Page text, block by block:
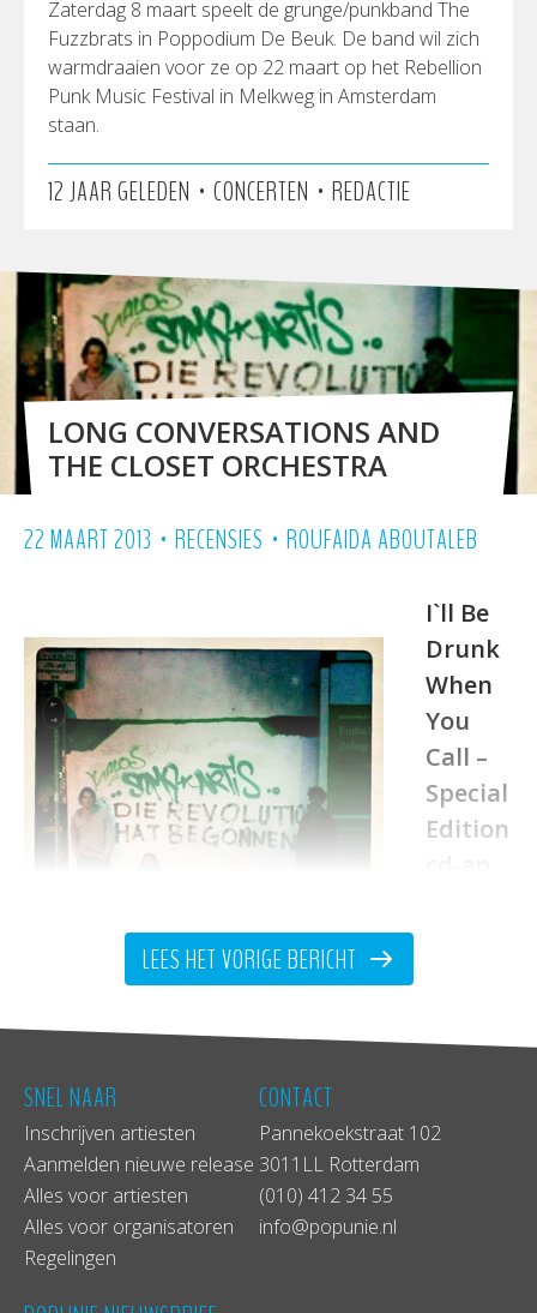
Zaterdag 8 maart speelt de grunge/punkband The
Fuzzbrats in Poppodium De Beuk. De band wil zich
warmdraaien voor ze op 22 maart op het Rebellion
Punk Music Festival in Melkweg in Amsterdam
staan.
12 JAAR GELEDEN • CONCERTEN • REDACTIE
LONG CONVERSATIONS AND
THE CLOSET ORCHESTRA
22 MAART 2013 • RECENSIES • ROUFAIDA ABOUTALEB
I`ll Be
Drunk
When
You
Call –
Special
Edition
is de band van Olaf Caarls. Hij
combineert, net als zijn grote helden Ryan Adams
hij zijn songs aan met zijn persoonlijke ‘Closet
Orchestra’, met gebruik van verschillende
instrumenten zoals o.a. trombone, cello, piano,
mandoline en percussie. Long Conversations is
geen nieuwkomertje. In 2007 won Olaf Caarls met
deze band al de Grote Prijs van Zuid-Holland en
LEES HET VORIGE BERICHT
SNEL NAAR
Inschrijven artiesten
Aanmelden nieuwe release
Alles voor artiesten
Alles voor organisatoren
Regelingen
CONTACT
Pannekoekstraat 102
3011LL Rotterdam
(010) 412 34 55
info@popunie.nl